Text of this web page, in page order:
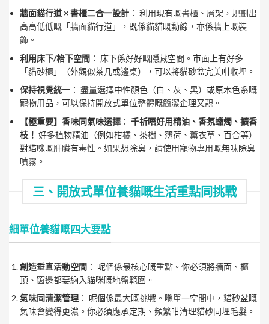
牆面貓行道 × 書櫃二合一設計 ： 利用現有嘅書櫃、層架，規劃出
高高低低嘅「牆面貓行道」，既係貓貓嘅動線，亦係牆上嘅裝
飾。
利用床下/枱下空間 ： 床下係好好嘅隱藏空間。市面上有好多
「貓砂櫃」（外觀似茶几或邊桌），可以將貓砂盆完美咁收埋。
保持視覺統一 ： 盡量選擇中性顏色（白、灰、黑）或原木色系嘅
寵物用品，可以保持開放式單位整體嘅簡潔企理又靚。
【極重要】香味同氣味選擇 ：千祈唔好用精油、香氛蠟燭、擴香
枝！ 好多植物精油（例如柑橘、茶樹、薄荷、薰衣草、百合等）
對貓咪嘅肝臟有毒性。如果想除臭，請使用寵物專用嘅無味除臭
噴霧。
三、開放式單位養貓嘅生活重點同挑戰
細單位養貓嘅四大要點
創造垂直活動空間 ： 呢個係最核心嘅重點。你必須將牆面、櫃
頂、窗邊都要納入貓咪嘅地盤範圍。
氣味同清潔管理 ： 呢個係最大嘅挑戰。喺單一空間中，貓砂盆嘅
氣味會變得更濃。你必須應承定期、頻繁咁清理貓砂同埋毛髮。